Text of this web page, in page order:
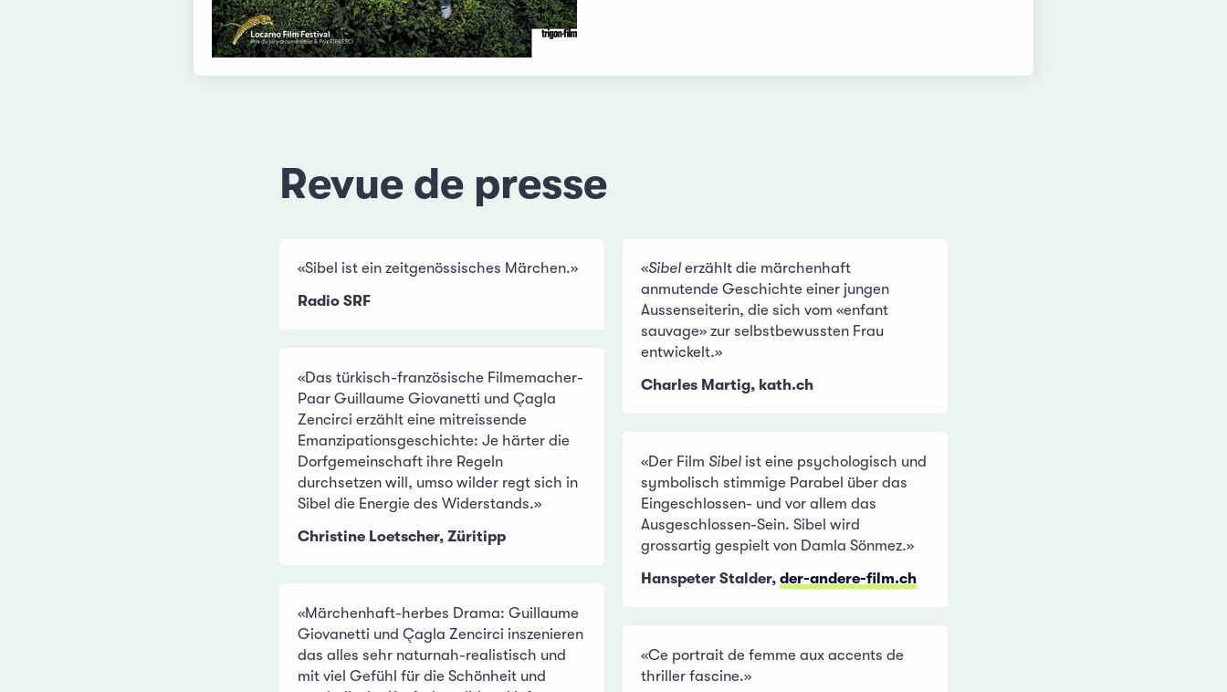
Revue de presse
«Sibel ist ein zeitgenössisches Märchen.»
Radio SRF
«Das türkisch-französische Filmemacher-
Paar Guillaume Giovanetti und Çagla
Zencirci erzählt eine mitreissende
Emanzipationsgeschichte: Je härter die
Dorfgemeinschaft ihre Regeln
durchsetzen will, umso wilder regt sich in
Sibel die Energie des Widerstands.»
Christine Loetscher, Züritipp
«Märchenhaft-herbes Drama: Guillaume
Giovanetti und Çagla Zencirci inszenieren
das alles sehr naturnah-realistisch und
mit viel Gefühl für die Schönheit und
«Sibel erzählt die märchenhaft
anmutende Geschichte einer jungen
Aussenseiterin, die sich vom «enfant
sauvage» zur selbstbewussten Frau
entwickelt.»
Charles Martig, kath.ch
«Der Film Sibel ist eine psychologisch und
symbolisch stimmige Parabel über das
Eingeschlossen- und vor allem das
Ausgeschlossen-Sein. Sibel wird
grossartig gespielt von Damla Sönmez.»
Hanspeter Stalder,der-andere-film.ch
«Ce portrait de femme aux accents de
thriller fascine.»